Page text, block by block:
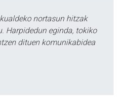
nortasun hitzak
Harpidedun eginda, tokiko
dituen komunikabidea